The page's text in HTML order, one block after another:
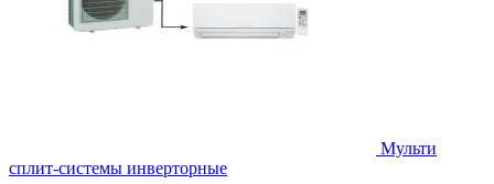
Мульти
сплит-системы инверторные